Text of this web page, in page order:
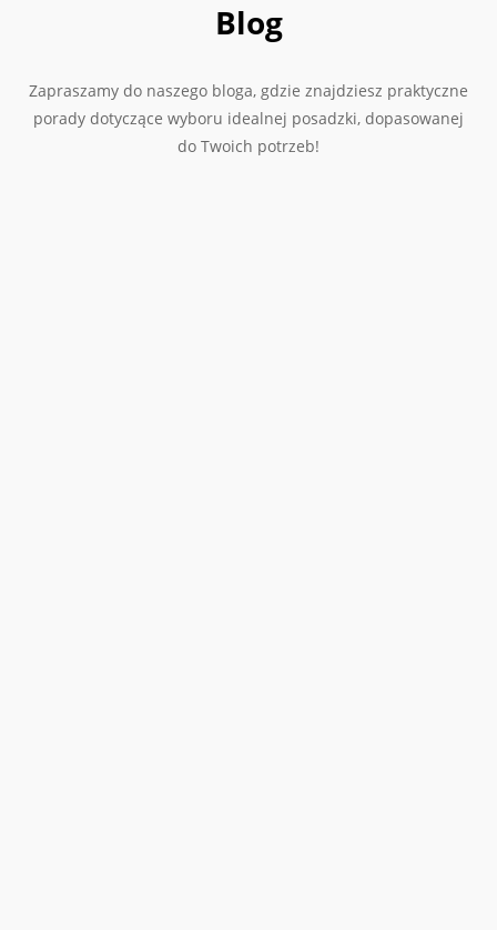
Blog
Zapraszamy do naszego bloga, gdzie znajdziesz praktyczne
porady dotyczące wyboru idealnej posadzki, dopasowanej
do Twoich potrzeb!